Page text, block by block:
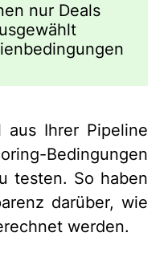
nur Deals
aus Ihrer Pipeline
Bedingungen
testen. So haben
darüber, wie
werden.